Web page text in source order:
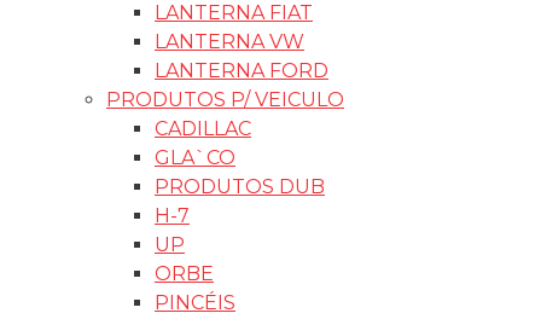
LANTERNA FIAT
LANTERNA VW
LANTERNA FORD
PRODUTOS P/ VEICULO
CADILLAC
GLA`CO
PRODUTOS DUB
H-7
UP
ORBE
PINCÉIS